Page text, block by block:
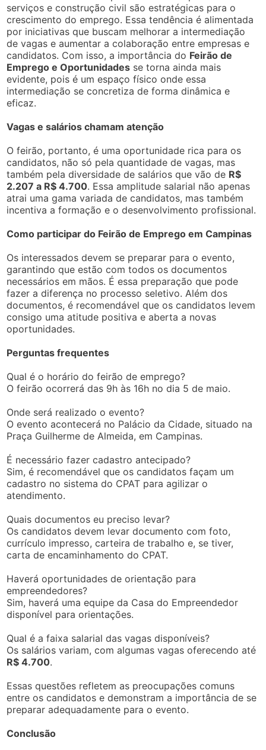
serviços e construção civil são estratégicas para o
crescimento do emprego. Essa tendência é alimentada
por iniciativas que buscam melhorar a intermediação
de vagas e aumentar a colaboração entre empresas e
candidatos. Com isso, a importância do Feirão de
Emprego e Oportunidades se torna ainda mais
evidente, pois é um espaço físico onde essa
intermediação se concretiza de forma dinâmica e
eficaz.
Vagas e salários chamam atenção
O feirão, portanto, é uma oportunidade rica para os
candidatos, não só pela quantidade de vagas, mas
também pela diversidade de salários que vão de R$
2.207 a R$ 4.700. Essa amplitude salarial não apenas
atrai uma gama variada de candidatos, mas também
incentiva a formação e o desenvolvimento profissional.
Como participar do Feirão de Emprego em Campinas
Os interessados devem se preparar para o evento,
garantindo que estão com todos os documentos
necessários em mãos. É essa preparação que pode
fazer a diferença no processo seletivo. Além dos
documentos, é recomendável que os candidatos levem
consigo uma atitude positiva e aberta a novas
oportunidades.
Perguntas frequentes
Qual é o horário do feirão de emprego?
O feirão ocorrerá das 9h às 16h no dia 5 de maio.
Onde será realizado o evento?
O evento acontecerá no Palácio da Cidade, situado na
Praça Guilherme de Almeida, em Campinas.
É necessário fazer cadastro antecipado?
Sim, é recomendável que os candidatos façam um
cadastro no sistema do CPAT para agilizar o
atendimento.
Quais documentos eu preciso levar?
Os candidatos devem levar documento com foto,
currículo impresso, carteira de trabalho e, se tiver,
carta de encaminhamento do CPAT.
Haverá oportunidades de orientação para
empreendedores?
Sim, haverá uma equipe da Casa do Empreendedor
disponível para orientações.
Qual é a faixa salarial das vagas disponíveis?
Os salários variam, com algumas vagas oferecendo até
R$ 4.700.
Essas questões refletem as preocupações comuns
entre os candidatos e demonstram a importância de se
preparar adequadamente para o evento.
Conclusão